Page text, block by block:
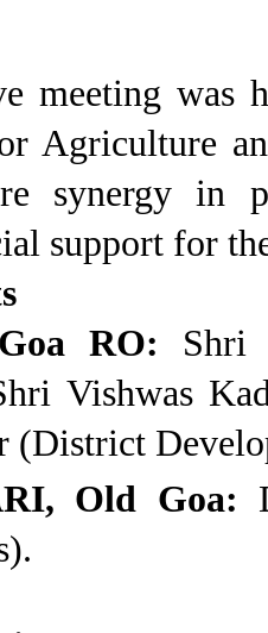
was
Agriculture
synergy in
support for
RO: Shri
Vishwas
(District
Old Goa: